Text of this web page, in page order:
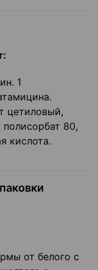
1
цетиловый,
80,
кислота.
от белого с